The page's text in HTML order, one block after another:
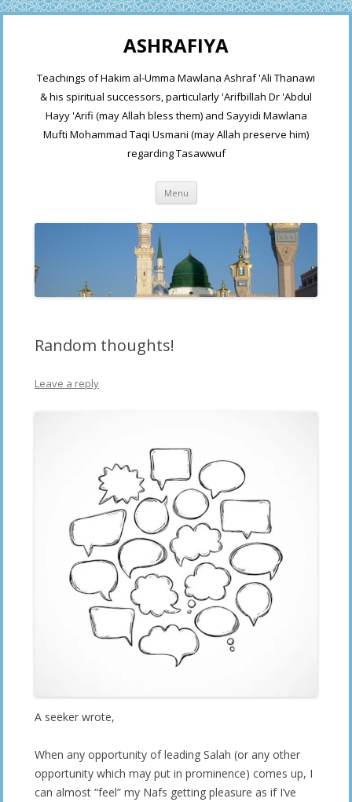
ASHRAFIYA
Teachings of Hakim al-Umma Mawlana Ashraf 'Ali Thanawi
& his spiritual successors, particularly 'Arifbillah Dr 'Abdul
Hayy 'Arifi (may Allah bless them) and Sayyidi Mawlana
Mufti Mohammad Taqi Usmani (may Allah preserve him)
regarding Tasawwuf
Menu Skip
content
Random thoughts!
Leave a reply
A seeker wrote,
When any opportunity of leading Salah (or any other
opportunity which may put in prominence) comes up, I
can almost “feel” my Nafs getting pleasure as if I’ve